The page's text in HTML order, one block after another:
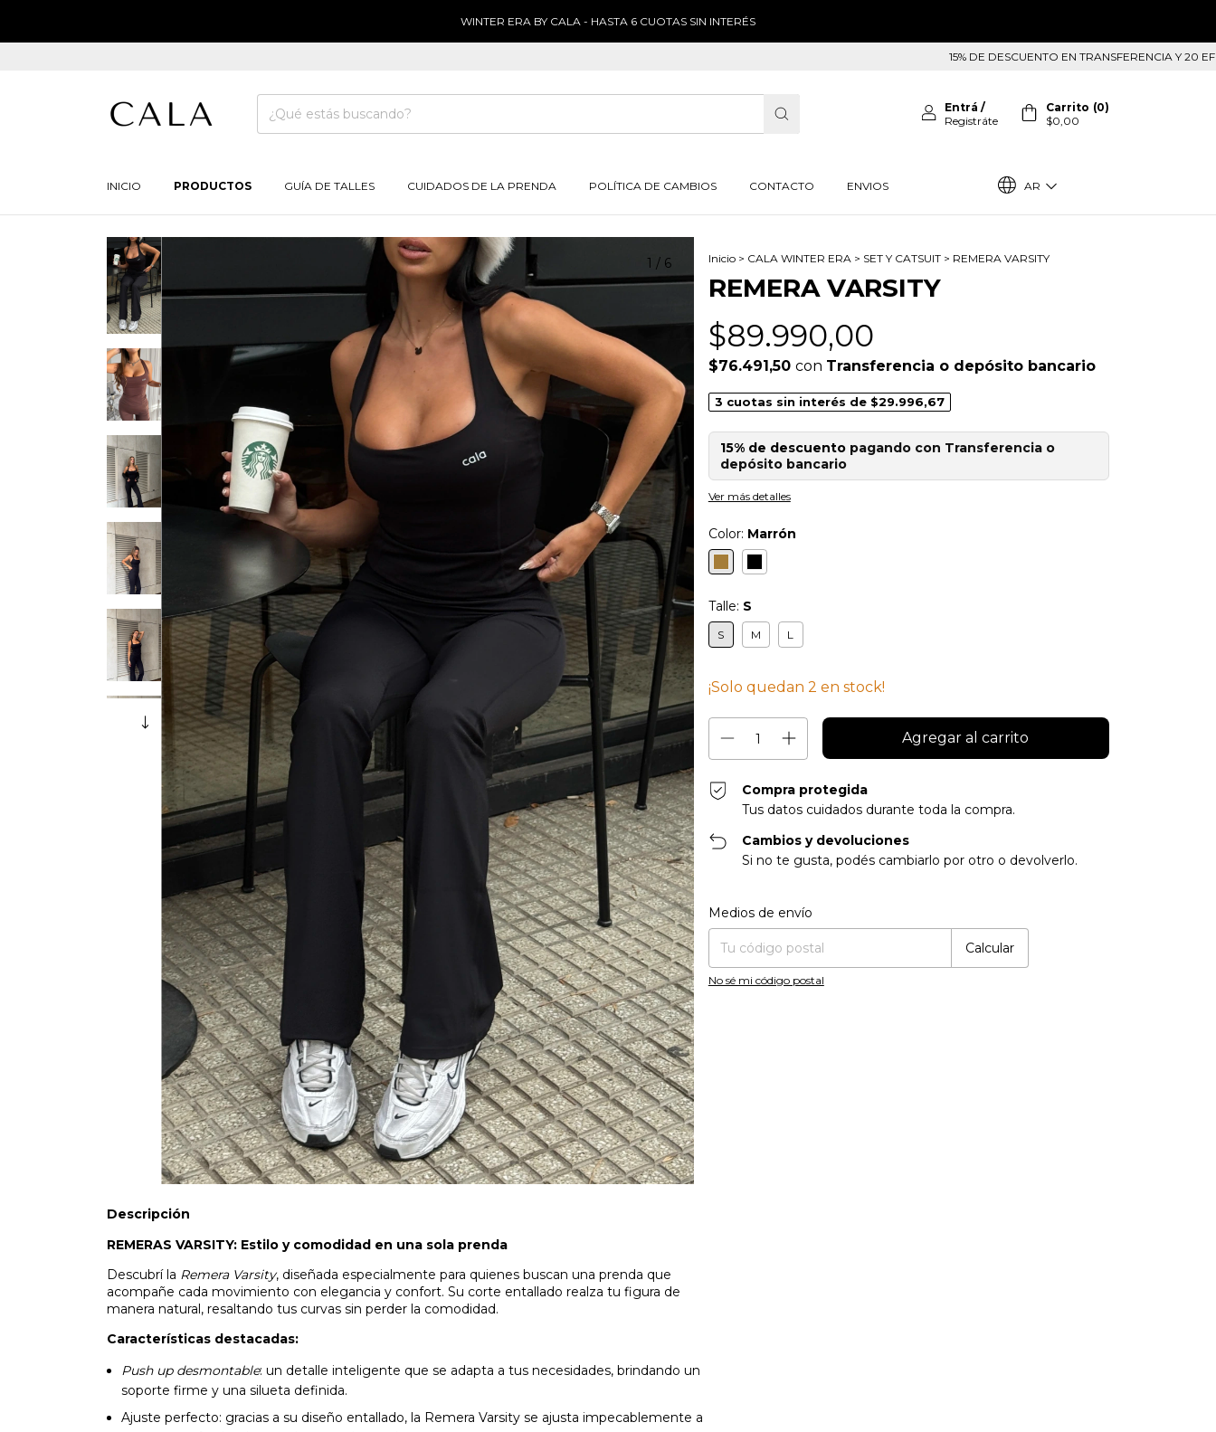
WINTER ERA BY CALA - HASTA 6 CUOTAS SIN INTERÉS
15% DE DESCUENTO EN TRANSFERENCIA Y 20 EFECTIVO
Entrá /
Registráte
Carrito (0)
$0,00
INICIO PRODUCTOS GUÍA DE TALLES CUIDADOS DE LA PRENDA POLÍTICA DE CAMBIOS CONTACTO ENVIOS AR
1 / 6 Inicio > CALA WINTER ERA > SET Y CATSUIT > REMERA VARSITY
REMERA VARSITY
$89.990,00
$76.491,50 con Transferencia o depósito bancario
3 cuotas sin interés de $29.996,67
15% de descuentopagando con Transferencia o
depósito bancario
Ver más detalles
Color: Marrón
Talle: S
S M L
¡Solo quedan 2 en stock!
Compra protegida
Tus datos cuidados durante toda la compra.
Cambios y devoluciones
Si no te gusta, podés cambiarlo por otro o devolverlo.
Entregas para el CP:
Medios de envío
Calcular
No sé mi código postal
Descripción
REMERAS VARSITY: Estilo y comodidad en una sola prenda
Descubrí la Remera Varsity, diseñada especialmente para quienes buscan una prenda que
acompañe cada movimiento con elegancia y confort. Su corte entallado realza tu figura de
manera natural, resaltando tus curvas sin perder la comodidad.
Características destacadas:
Push up desmontable: un detalle inteligente que se adapta a tus necesidades, brindando un
soporte firme y una silueta definida.
Ajuste perfecto: gracias a su diseño entallado, la Remera Varsity se ajusta impecablemente a